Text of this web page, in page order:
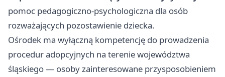
pomoc pedagogiczno-psychologiczna dla osób
rozważających pozostawienie dziecka.
Ośrodek ma wyłączną kompetencję do prowadzenia
procedur adopcyjnych na terenie województwa
śląskiego — osoby zainteresowane przysposobieniem